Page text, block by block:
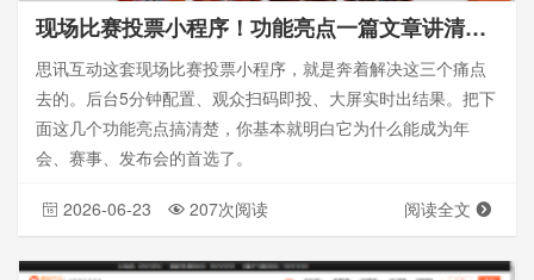
现场比赛投票小程序！功能亮点一篇文章讲清楚！_思讯互动
思讯互动这套现场比赛投票小程序，就是奔着解决这三个痛点
去的。后台5分钟配置、观众扫码即投、大屏实时出结果。把下
面这几个功能亮点搞清楚，你基本就明白它为什么能成为年
会、赛事、发布会的首选了。
2026-06-23 207次阅读 阅读全文